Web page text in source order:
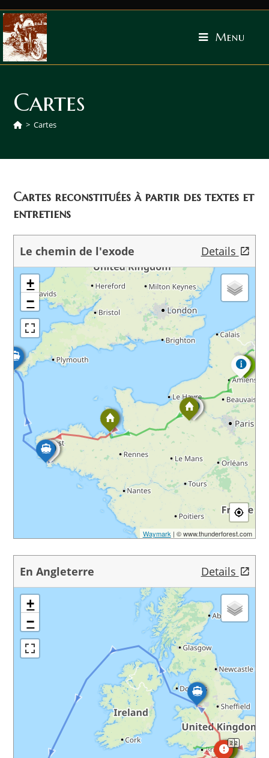
Menu
Cartes
> Cartes
Cartes reconstituées à partir des textes et
entretiens
Details
Le chemin de l'exode
+
−
Waymark | © www.thunderforest.com
Details
En Angleterre
2 2
+
−